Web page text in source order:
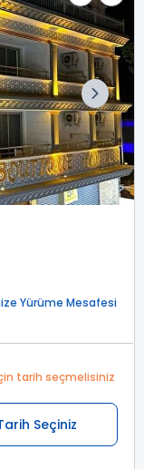
Yürüme Mesafesi
tarih seçmelisiniz
Seçiniz